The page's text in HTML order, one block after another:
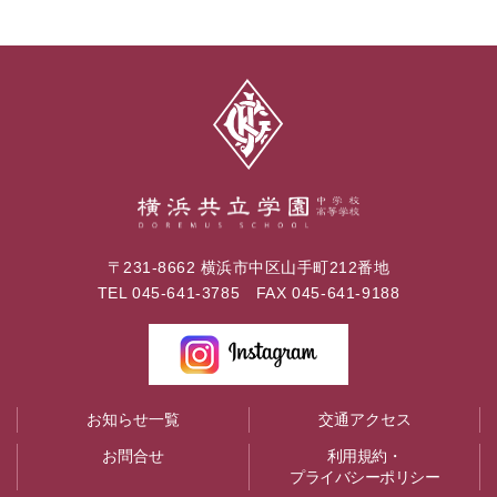
〒231-8662 横浜市中区山手町212番地
TEL 045-641-3785 FAX 045-641-9188
お知らせ一覧 交通アクセス
お問合せ
利用規約・
プライバシーポリシー